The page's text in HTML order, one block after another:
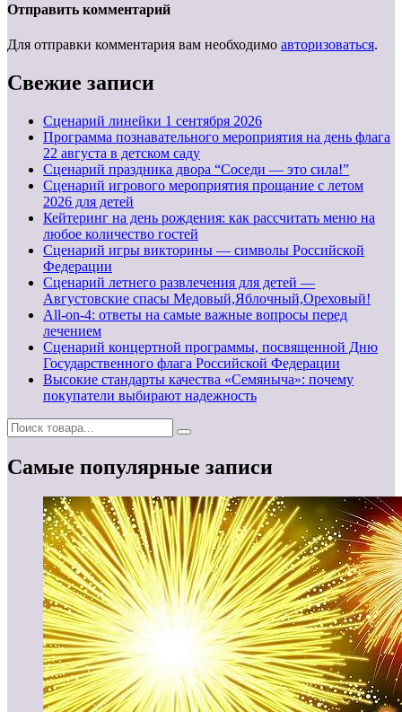
Отправить комментарий
Для отправки комментария вам необходимо авторизоваться.
Свежие записи
Cценарий линейки 1 сентября 2026
Программа познавательного мероприятия на день флага
22 августа в детском саду
Сценарий праздника двора “Соседи — это сила!”
Сценарий игрового мероприятия прощание с летом
2026 для детей
Кейтеринг на день рождения: как рассчитать меню на
любое количество гостей
Сценарий игры викторины — символы Российской
Федерации
Сценарий летнего развлечения для детей —
Августовские спасы Медовый,Яблочный,Ореховый!
All-on-4: ответы на самые важные вопросы перед
лечением
Сценарий концертной программы, посвященной Дню
Государственного флага Российской Федерации
Высокие стандарты качества «Семяныча»: почему
покупатели выбирают надежность
Самые популярные записи